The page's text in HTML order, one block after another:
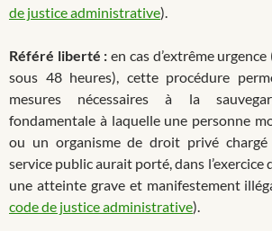
de justice administrative).
Référé liberté : en cas d’extrême
sous 48 heures), cette procédure
mesures nécessaires à la
fondamentale à laquelle une personne
ou un organisme de droit privé chargé
service public aurait porté, dans l’exercice
une atteinte grave et manifestement
code de justice administrative).